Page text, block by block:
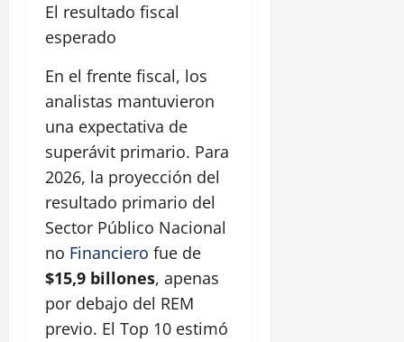
El resultado fiscal
esperado
En el frente fiscal, los
analistas mantuvieron
una expectativa de
superávit primario. Para
2026, la proyección del
resultado primario del
Sector Público Nacional
no Financiero fue de
$15,9 billones, apenas
por debajo del REM
previo. El Top 10 estimó